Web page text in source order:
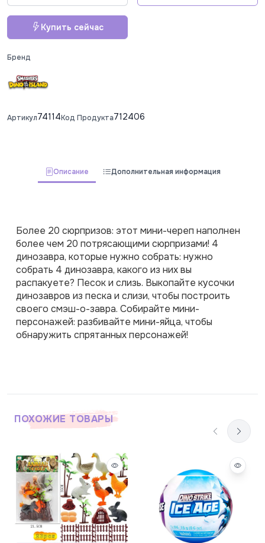
Купить сейчас
Бренд
Артикул74114Код Продукта712406
Описание Дополнительная информация
Более 20 сюрпризов: этот мини-череп наполнен
более чем 20 потрясающими сюрпризами! 4
динозавра, которые нужно собрать: нужно
собрать 4 динозавра, какого из них вы
распакуете? Песок и слизь. Выкопайте кусочки
динозавров из песка и слизи, чтобы построить
своего смэш-о-завра. Собирайте мини-
персонажей: разбивайте мини-яйца, чтобы
обнаружить спрятанных персонажей!
ПОХОЖИЕ ТОВАРЫ